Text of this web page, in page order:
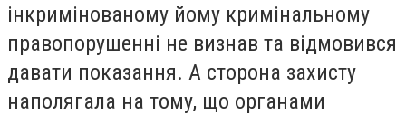
інкримінованому йому кримінальному
правопорушенні не визнав та відмовився
давати показання. А сторона захисту
наполягала на тому, що органами